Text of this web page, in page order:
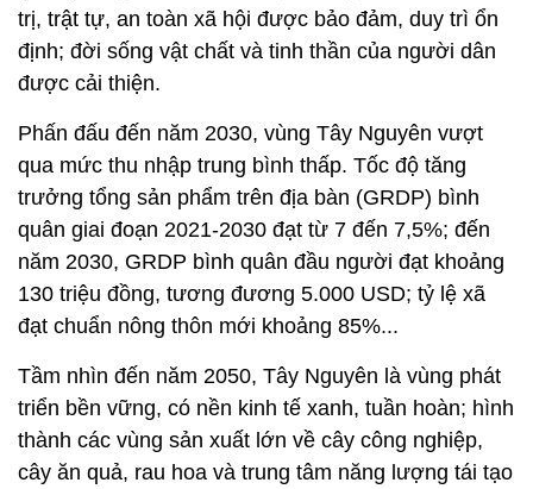
trị, trật tự, an toàn xã hội được bảo đảm, duy trì ổn
định; đời sống vật chất và tinh thần của người dân
được cải thiện.
Phấn đấu đến năm 2030, vùng Tây Nguyên vượt
qua mức thu nhập trung bình thấp. Tốc độ tăng
trưởng tổng sản phẩm trên địa bàn (GRDP) bình
quân giai đoạn 2021-2030 đạt từ 7 đến 7,5%; đến
năm 2030, GRDP bình quân đầu người đạt khoảng
130 triệu đồng, tương đương 5.000 USD; tỷ lệ xã
đạt chuẩn nông thôn mới khoảng 85%...
Tầm nhìn đến năm 2050, Tây Nguyên là vùng phát
triển bền vững, có nền kinh tế xanh, tuần hoàn; hình
thành các vùng sản xuất lớn về cây công nghiệp,
cây ăn quả, rau hoa và trung tâm năng lượng tái tạo